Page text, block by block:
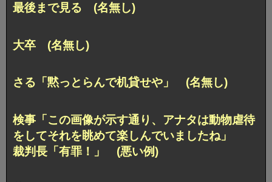
最後まで見る (名無し)
大卒 (名無し)
さる「黙っとらんで机貸せや」 (名無し)
検事「この画像が示す通り、アナタは動物虐待
をしてそれを眺めて楽しんでいましたね」
裁判長「有罪！」 (悪い例)